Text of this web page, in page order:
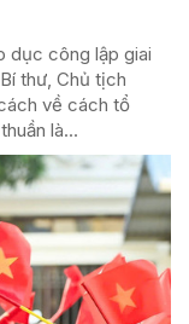
dục công lập giai
thư, Chủ tịch
về cách tổ
là...